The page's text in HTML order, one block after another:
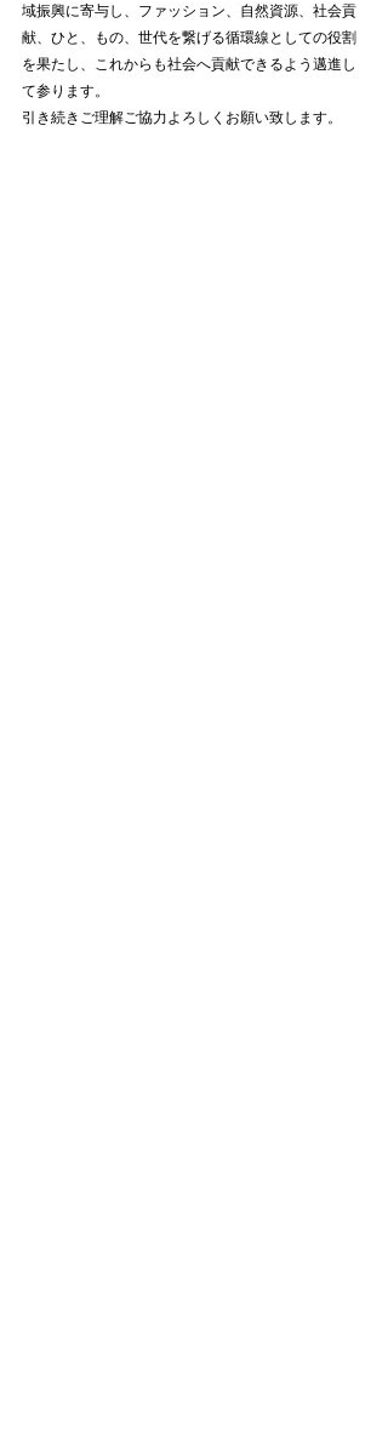
域振興に寄与し、ファッション、自然資源、社会貢
献、ひと、もの、世代を繋げる循環線としての役割
を果たし、これからも社会へ貢献できるよう邁進し
て参ります。⠀
引き続きご理解ご協力よろしくお願い致します。⠀